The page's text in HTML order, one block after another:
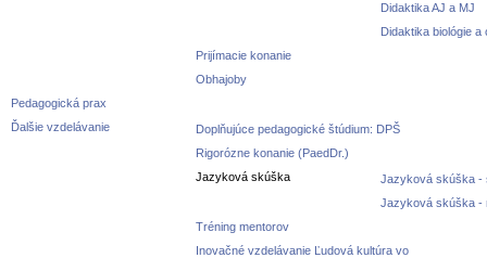
Didaktika AJ a MJ
Didaktika biológie a
Prijímacie konanie
Obhajoby
Pedagogická prax
Ďalšie vzdelávanie
Doplňujúce pedagogické štúdium: DPŠ
Rigorózne konanie (PaedDr.)
Jazyková skúška
Jazyková skúška -
Jazyková skúška -
Tréning mentorov
Inovačné vzdelávanie Ľudová kultúra vo